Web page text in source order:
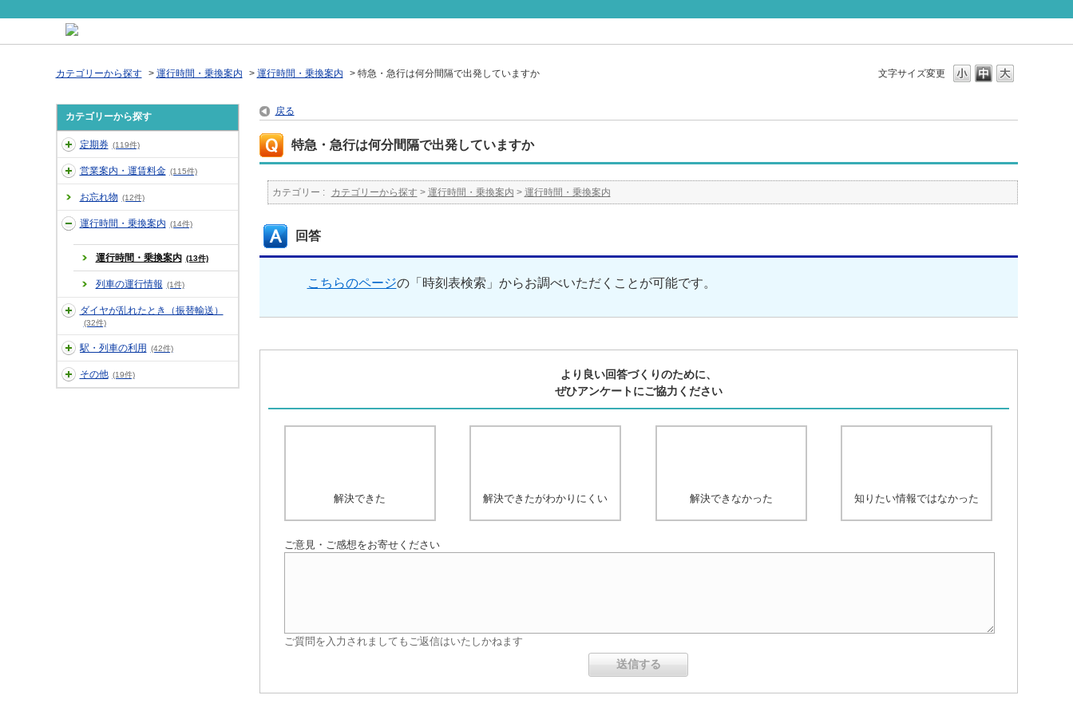
文字サイズ変更
カテゴリーから探す > 運行時間・乗換案内 > 運行時間・乗換案内 > 特急・急行は何分間隔で出発していますか
カテゴリーから探す
定期券 (119件)
営業案内・運賃料金 (115件)
お忘れ物 (12件)
運行時間・乗換案内 (14件)
運行時間・乗換案内 (13件)
列車の運行情報 (1件)
ダイヤが乱れたとき（振替輸送）
(32件)
駅・列車の利用 (42件)
その他 (19件)
戻る
特急・急行は何分間隔で出発していますか
カテゴリー : カテゴリーから探す > 運行時間・乗換案内 > 運行時間・乗換案内
回答
こちらのページの「時刻表検索」からお調べいただくことが可能です。
より良い回答づくりのために、
ぜひアンケートにご協力ください
解決できた 解決できたがわかりにくい 解決できなかった 知りたい情報ではなかった
ご意見・ご感想をお寄せください
ご質問を入力されましてもご返信はいたしかねます